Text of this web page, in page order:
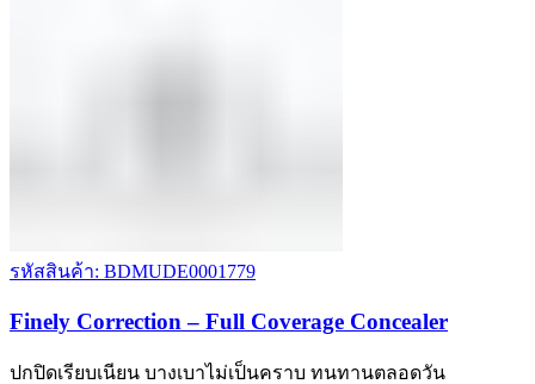
รหัสสินค้า: BDMUDE0001779
Finely Correction – Full Coverage Concealer
ปกปิดเรียบเนียน บางเบาไม่เป็นคราบ ทนทานตลอดวัน